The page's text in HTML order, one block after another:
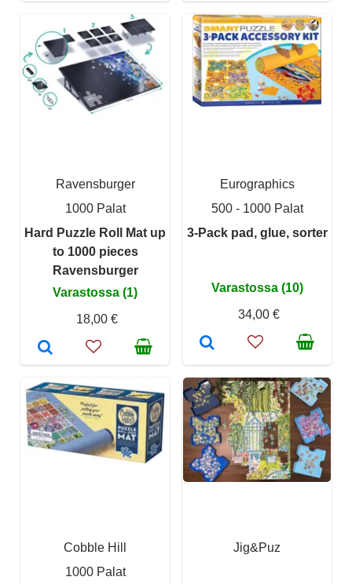
Ravensburger
1000 Palat
Hard Puzzle Roll Mat up
to 1000 pieces
Ravensburger
Varastossa (1)
18,00 €
Eurographics
500 - 1000 Palat
3-Pack pad, glue, sorter
Varastossa (10)
34,00 €
Cobble Hill
1000 Palat
Jig&Puz